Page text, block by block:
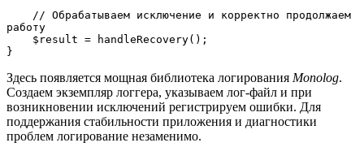
работу
    $result = handleRecovery();
}
Здесь появляется мощная библиотека логирования Monolog.
Создаем экземпляр логгера, указываем лог-файл и при
возникновении исключений регистрируем ошибки. Для
поддержания стабильности приложения и диагностики
проблем логирование незаменимо.